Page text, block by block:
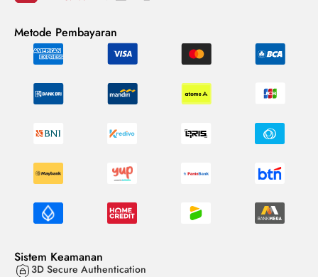
Metode Pembayaran
Sistem Keamanan
3D Secure Authentication